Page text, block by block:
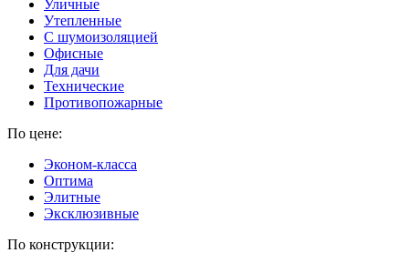
Уличные
Утепленные
C шумоизоляцией
Офисные
Для дачи
Технические
Противопожарные
По цене:
Эконом-класса
Оптима
Элитные
Эксклюзивные
По конструкции: